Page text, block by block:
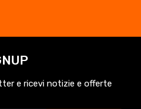
e ricevi notizie e offerte